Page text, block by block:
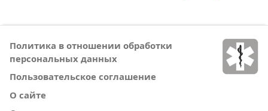
Политика в отношении обработки
персональных данных
Пользовательское соглашение
О сайте